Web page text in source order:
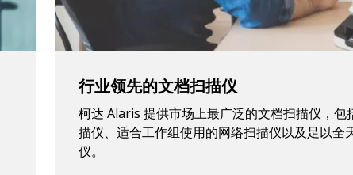
行业领先的文档扫描仪
柯达 Alaris 提供市场上最广泛的文档扫描仪，包
描仪、适合工作组使用的网络扫描仪以及足以全
仪。